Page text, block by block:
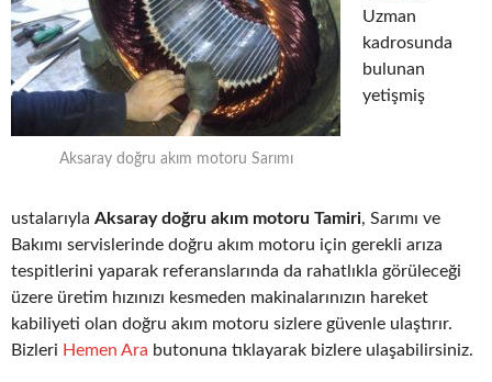
Aksaray doğru akım motoru Sarımı
Uzman
kadrosunda
bulunan
yetişmiş
ustalarıyla Aksaray doğru akım motoru Tamiri, Sarımı ve
Bakımı servislerinde doğru akım motoru için gerekli arıza
tespitlerini yaparak referanslarında da rahatlıkla görüleceği
üzere üretim hızınızı kesmeden makinalarınızın hareket
kabiliyeti olan doğru akım motoru sizlere güvenle ulaştırır.
Bizleri Hemen Ara butonuna tıklayarak bizlere ulaşabilirsiniz.